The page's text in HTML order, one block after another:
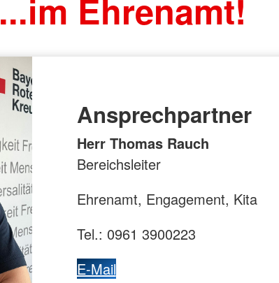
...im Ehrenamt!
Ansprechpartner
Herr Thomas Rauch
Bereichsleiter
Ehrenamt, Engagement, Kita
Tel.: 0961 3900223
E-Mail